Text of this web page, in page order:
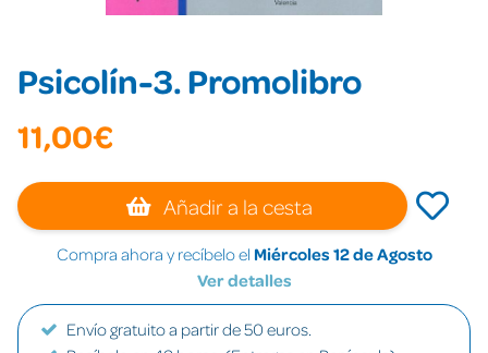
Psicolín-3. Promolibro
11,00€
Añadir a la cesta
Compra ahora y recíbelo el Miércoles 12 de Agosto
Ver detalles
Envío gratuito a partir de 50 euros.